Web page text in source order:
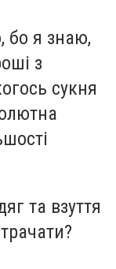
бо я знаю,
з
сукня
та взуття